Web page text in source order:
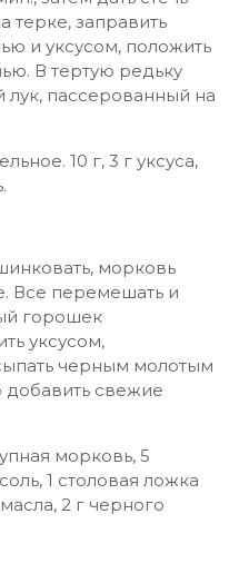
терке, заправить
и уксусом, положить
В тертую редьку
пассерованный на
10 г, 3 г уксуса,
морковь
Все перемешать и
горошек
уксусом,
черным молотым
свежие
морковь, 5
1 столовая ложка
2 г черного